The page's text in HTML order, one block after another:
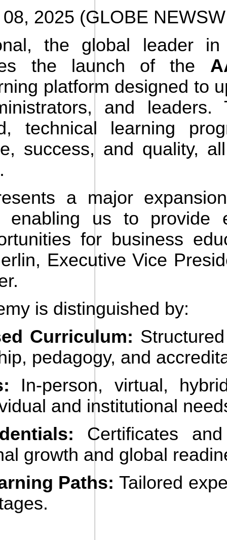
2025 (GLOBE
the global leader in
the launch of the
platform designed to
and leaders.
technical learning
success, and quality,
a major
enabling us to provide
for business
Executive Vice
is distinguished by:
Curriculum:
pedagogy, and
In-person, virtual,
and institutional
Certificates
growth and global
Paths: Tailored